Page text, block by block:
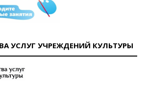
УСЛУГ УЧРЕЖДЕНИЙ КУЛЬТУРЫ